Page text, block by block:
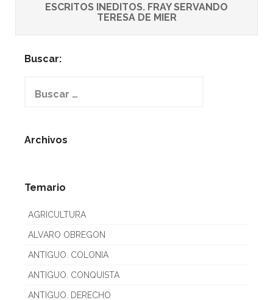
ESCRITOS INEDITOS. FRAY SERVANDO
TERESA DE MIER
Buscar:
Archivos
Temario
AGRICULTURA
ALVARO OBREGON
ANTIGUO. COLONIA
ANTIGUO. CONQUISTA
ANTIGUO. DERECHO